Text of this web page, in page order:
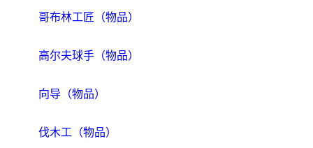
哥布林工匠（物品）
高尔夫球手（物品）
向导（物品）
伐木工（物品）